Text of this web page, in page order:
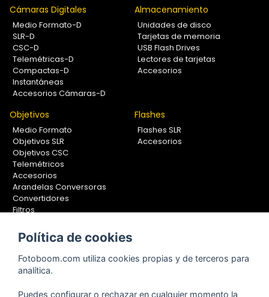
Cámaras Digitales
Medio Formato-D
SLR-D
CSC-D
Telemétricas-D
Compactas-D
Instantáneas
Accesorios Cámaras-D
Almacenamiento
Unidades de disco
Tarjetas de memoria
USB Flash Drives
Lectores de tarjetas
Accesorios
Objetivos
Medio Formato
Objetivos SLR
Objetivos CSC
Telemétricos
Accesorios
Arandelas Conversoras
Convertidores
Filtros
Calibradores
Flashes
Flashes SLR
Accesorios
Soportes Fotografía
Monopiés
Trípodes
Política de cookies
Fotoboom.com utiliza cookies propias y de terceros para
analítica.
Puedes configurar o rechazar en cualquier momento la